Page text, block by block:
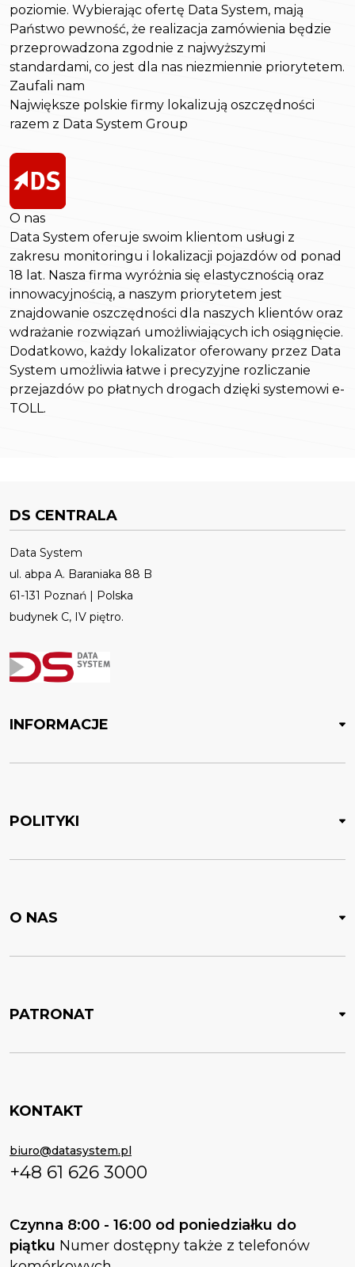
poziomie. Wybierając ofertę Data System, mają
Państwo pewność, że realizacja zamówienia będzie
przeprowadzona zgodnie z najwyższymi
standardami, co jest dla nas niezmiennie priorytetem.
Zaufali nam
Największe polskie firmy lokalizują oszczędności
razem z Data System Group
O nas
Data System oferuje swoim klientom usługi z
zakresu monitoringu i lokalizacji pojazdów od ponad
18 lat. Nasza firma wyróżnia się elastycznością oraz
innowacyjnością, a naszym priorytetem jest
znajdowanie oszczędności dla naszych klientów oraz
wdrażanie rozwiązań umożliwiających ich osiągnięcie.
Dodatkowo, każdy lokalizator oferowany przez Data
System umożliwia łatwe i precyzyjne rozliczanie
przejazdów po płatnych drogach dzięki systemowi e-
TOLL.
DS CENTRALA
Data System
ul. abpa A. Baraniaka 88 B
61-131 Poznań | Polska
budynek C, IV piętro.
INFORMACJE
POLITYKI
O NAS
PATRONAT
KONTAKT
biuro@datasystem.pl
+48 61 626 3000
Czynna 8:00 - 16:00 od poniedziałku do
piątku Numer dostępny także z telefonów